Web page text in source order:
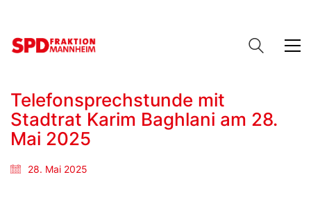
Telefonsprechstunde mit
Stadtrat Karim Baghlani am 28.
Mai 2025
28. Mai 2025